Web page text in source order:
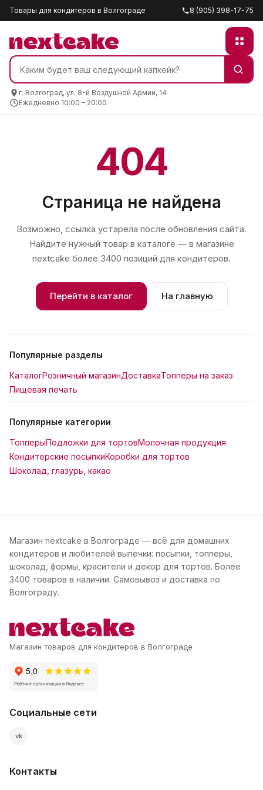
Товары для кондитеров в Волгограде 8 (905) 398-17-75
г. Волгоград, ул. 8-й Воздушной Армии, 14
Ежедневно 10:00 – 20:00
404
Страница не найдена
Возможно, ссылка устарела после обновления сайта.
Найдите нужный товар в каталоге — в магазине
nextcake более 3400 позиций для кондитеров.
Перейти в каталог На главную
Популярные разделы
КаталогРозничный магазинДоставкаТопперы на заказ
Пищевая печать
Популярные категории
ТопперыПодложки для тортовМолочная продукция
Кондитерские посыпкиКоробки для тортов
Шоколад, глазурь, какао
Магазин nextcake в Волгограде — всё для домашних
кондитеров и любителей выпечки: посыпки, топперы,
шоколад, формы, красители и декор для тортов. Более
3400 товаров в наличии. Самовывоз и доставка по
Волгограду.
Магазин товаров для кондитеров в Волгограде
Социальные сети
vk
Контакты